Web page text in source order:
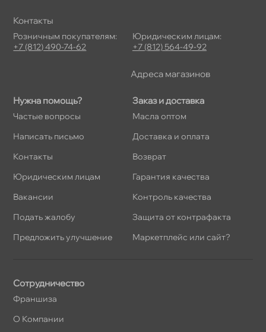
Нужна помощь?
Частые вопросы
Написать письмо
Контакты
Юридическим лицам
акансии
Подать жалобу
Предложить улучшение
Заказ и доставка
Масла оптом
Доставка и оплата
озврат
Гарантия качества
Контроль качества
Защита от контрафакта
Маркетплейс или сайт?
Сотрудничество
Франшиза
О Компании
Контакты
Розничным покупателям:
+7 (812) 490-74-62
Юридическим лицам:
+7 (812) 564-49-92
Адреса магазино